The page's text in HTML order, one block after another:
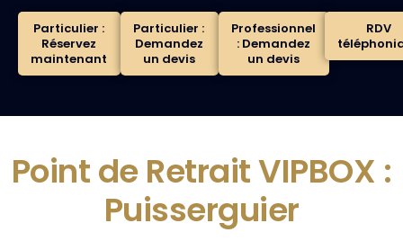
Particulier :
Réservez
maintenant
Particulier :
Demandez
un devis
Professionnel
: Demandez
un devis
RDV
Point de Retrait VIPBOX :
Puisserguier